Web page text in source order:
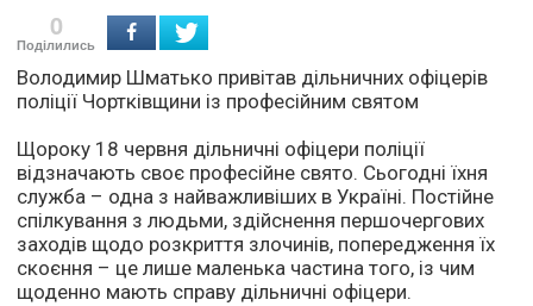
0
Поділились
Володимир Шматько привітав дільничних офіцерів
поліції Чортківщини із професійним святом
Щороку 18 червня дільничні офіцери поліції
відзначають своє професійне свято. Сьогодні їхня
служба – одна з найважливіших в Україні. Постійне
спілкування з людьми, здійснення першочергових
заходів щодо розкриття злочинів, попередження їх
скоєння – це лише маленька частина того, із чим
щоденно мають справу дільничні офіцери.